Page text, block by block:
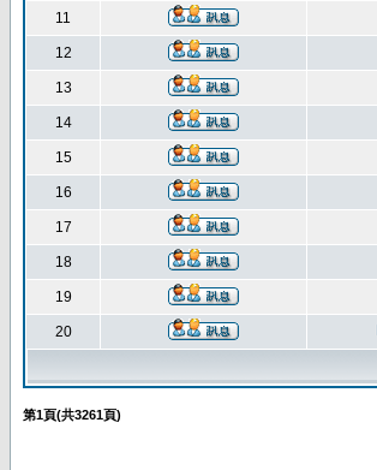
11
12
13
14
15
16
17
18
19
20
第1頁(共3261頁)